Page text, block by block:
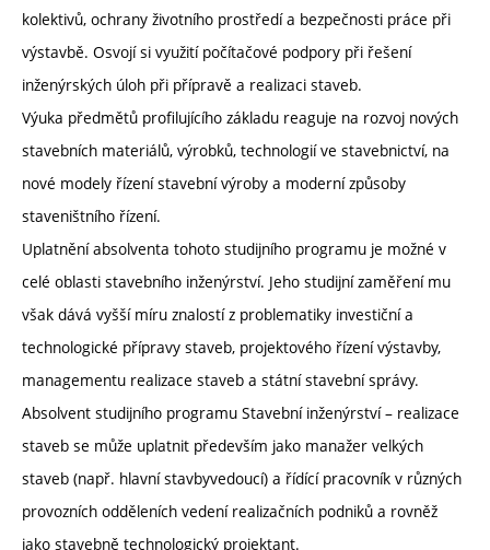
kolektivů, ochrany životního prostředí a bezpečnosti práce při
výstavbě. Osvojí si využití počítačové podpory při řešení
inženýrských úloh při přípravě a realizaci staveb.
Výuka předmětů profilujícího základu reaguje na rozvoj nových
stavebních materiálů, výrobků, technologií ve stavebnictví, na
nové modely řízení stavební výroby a moderní způsoby
staveništního řízení.
Uplatnění absolventa tohoto studijního programu je možné v
celé oblasti stavebního inženýrství. Jeho studijní zaměření mu
však dává vyšší míru znalostí z problematiky investiční a
technologické přípravy staveb, projektového řízení výstavby,
managementu realizace staveb a státní stavební správy.
Absolvent studijního programu Stavební inženýrství – realizace
staveb se může uplatnit především jako manažer velkých
staveb (např. hlavní stavbyvedoucí) a řídící pracovník v různých
provozních odděleních vedení realizačních podniků a rovněž
jako stavebně technologický projektant.